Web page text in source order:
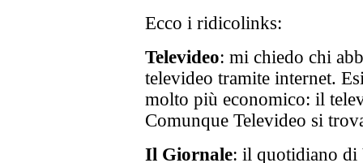
Ecco i ridicolinks:
Televideo: mi chiedo chi
televideo tramite internet.
molto più economico: il
Comunque Televideo si
Il Giornale: il quotidiano di